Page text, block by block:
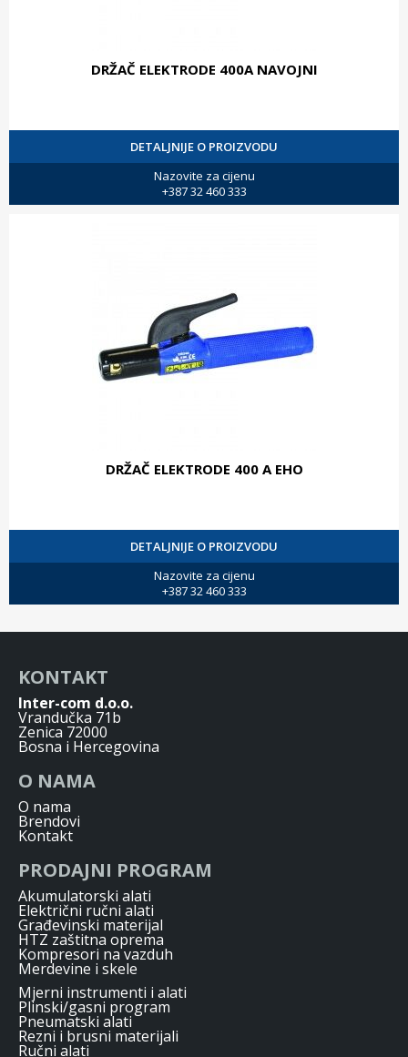
DRŽAČ ELEKTRODE 400A NAVOJNI
DETALJNIJE O PROIZVODU
Nazovite za cijenu
+387 32 460 333
DRŽAČ ELEKTRODE 400 A EHO
DETALJNIJE O PROIZVODU
Nazovite za cijenu
+387 32 460 333
KONTAKT
Inter-com d.o.o.
Vrandučka 71b
Zenica 72000
Bosna i Hercegovina
O NAMA
O nama
Brendovi
Kontakt
PRODAJNI PROGRAM
Akumulatorski alati
Električni ručni alati
Građevinski materijal
HTZ zaštitna oprema
Kompresori na vazduh
Merdevine i skele
Mjerni instrumenti i alati
Plinski/gasni program
Pneumatski alati
Rezni i brusni materijali
Ručni alati